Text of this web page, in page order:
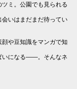
ミ。公園でも見られる
いはまだまだ待ってい
や豆知識をマンガで知
いになる――。そんなネ